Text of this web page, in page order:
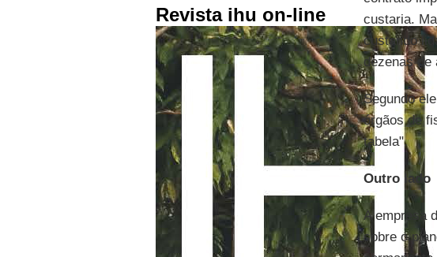
Revista ihu on-line
custaria.
custando
dezenas de
Segundo
órgãos de
tabela".
Outro lado
A empresa
sobre o